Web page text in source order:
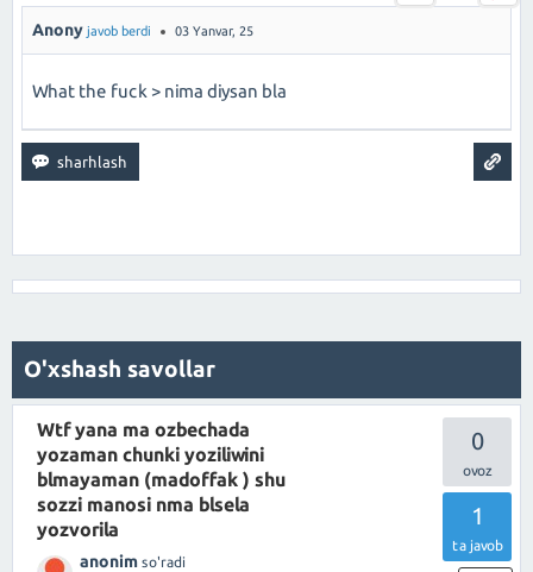
Anony javob berdi 03 Yanvar, 25
What the fuck > nima diysan bla
O'xshash savollar
0
1
ta javob
Wtf yana ma ozbechada
yozaman chunki yoziliwini
blmayaman (madoffak ) shu
sozzi manosi nma blsela
yozvorila
anonim so'radi